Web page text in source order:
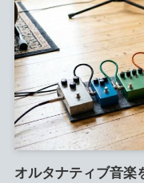
オルタナティブ音楽